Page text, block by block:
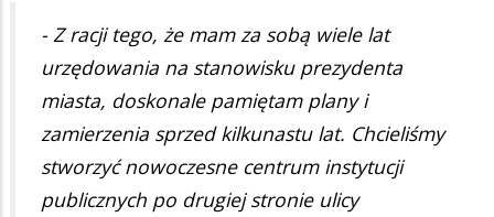
- Z racji tego, że mam za sobą wiele lat
urzędowania na stanowisku prezydenta
miasta, doskonale pamiętam plany i
zamierzenia sprzed kilkunastu lat. Chcieliśmy
stworzyć nowoczesne centrum instytucji
publicznych po drugiej stronie ulicy